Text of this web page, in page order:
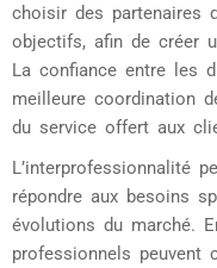
choisir des partenaires
objectifs, afin de créer
La confiance entre les
meilleure coordination
du service offert aux
L’interprofessionnalité
répondre aux besoins
évolutions du marché.
professionnels peuvent